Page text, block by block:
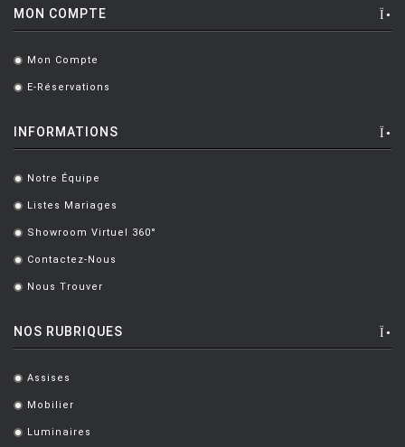
MOLTENI
MONTANA
MOOOI
NEMO
NOTRE MONDE
NUOVEFORME
OLUCE
MON COMPTE
. Mon Compte
. E-Réservations
INFORMATIONS
. Notre Équipe
. Listes Mariages
. Showroom Virtuel 360°
. Contactez-Nous
. Nous Trouver
NOS RUBRIQUES
. Assises
. Mobilier
. Luminaires